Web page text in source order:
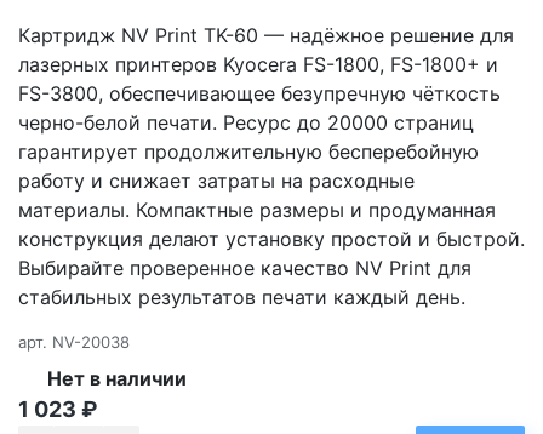
Картридж NV Print TK-60 — надёжное решение для
лазерных принтеров Kyocera FS-1800, FS-1800+ и
FS-3800, обеспечивающее безупречную чёткость
черно-белой печати. Ресурс до 20000 страниц
гарантирует продолжительную бесперебойную
работу и снижает затраты на расходные
материалы. Компактные размеры и продуманная
конструкция делают установку простой и быстрой.
Выбирайте проверенное качество NV Print для
стабильных результатов печати каждый день.
арт. NV-20038
Нет в наличии
1 023 ₽